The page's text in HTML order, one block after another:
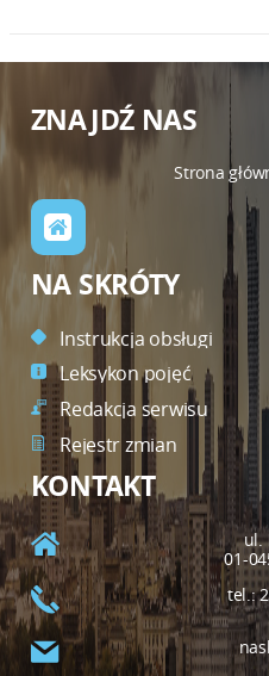
ZNAJDŹ NAS
Strona
NA SKRÓTY
Instrukcja obsługi
Leksykon pojęć
Redakcja serwisu
Rejestr zmian
KONTAKT
ul.
01-
tel.: